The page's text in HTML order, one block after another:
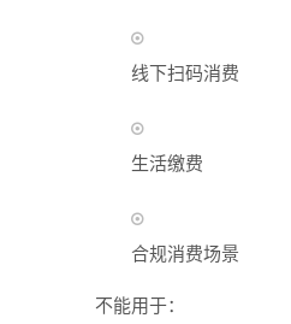
线下扫码消费
生活缴费
合规消费场景
不能用于：